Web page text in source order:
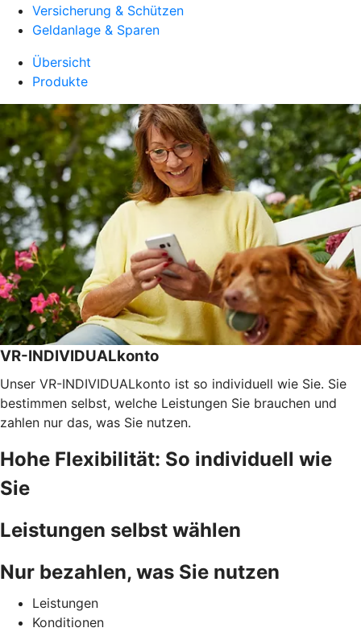
Versicherung & Schützen
Geldanlage & Sparen
Übersicht
Produkte
VR-INDIVIDUALkonto
Unser VR-INDIVIDUALkonto ist so individuell wie Sie. Sie
bestimmen selbst, welche Leistungen Sie brauchen und
zahlen nur das, was Sie nutzen.
Hohe Flexibilität: So individuell wie
Sie
Leistungen selbst wählen
Nur bezahlen, was Sie nutzen
Leistungen
Konditionen